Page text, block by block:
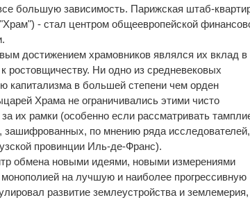
большую зависимость. Парижская штаб-
- стал центром общеевропейской
достижением храмовников являлся их вклад в
ростовщичеству. Ни одно из средневековых
капитализма в большей степени чем орден
Храма не ограничивались этими чисто
их рамки (особенно если рассматривать
зашифрованных, по мнению ряда
провинции Иль-де-Франс).
обмена новыми идеями, новыми измерениями
на лучшую и наиболее прогрессивную
развитие землеустройства и землемерия,